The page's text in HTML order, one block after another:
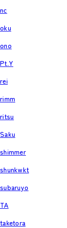
nc
oku
ono
Pt.Y
rei
rimm
ritsu
Saku
shimmer
shunkwkt
subaruyo
TA
taketora